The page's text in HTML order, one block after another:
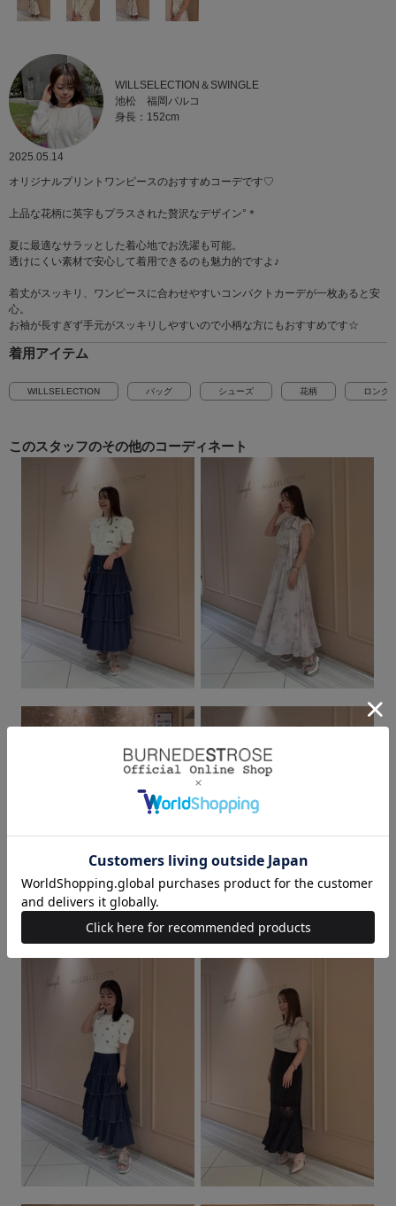
WILLSELECTION＆SWINGLE
池松 福岡パルコ
身長：152cm
2025.05.14
オリジナルプリントワンピースのおすすめコーデです♡
上品な花柄に英字もプラスされた贅沢なデザイン°＊
夏に最適なサラッとした着心地でお洗濯も可能。
透けにくい素材で安心して着用できるのも魅力的ですよ♪
着丈がスッキリ、ワンピースに合わせやすいコンパクトカーデが一枚あると安
心。
お袖が長すぎず手元がスッキリしやすいので小柄な方にもおすすめです☆
着用アイテム
WILLSELECTION バッグ シューズ 花柄 ロング
このスタッフのその他のコーディネート